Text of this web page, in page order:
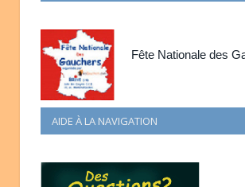
Fête Nationale des
AIDE À LA NAVIGATION